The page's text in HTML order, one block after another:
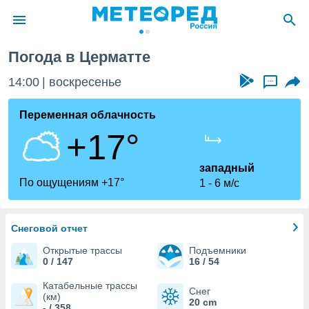
о
Вы можете
к этому
доступ
Погода в Церматте
14:00 воскресенье ...
Переменная облачность
+17°
По ощущениям +17°
западный
1
6 м/с
Снеговой отчет
Открытые трассы
0 / 147
Подъемники
16 / 54
Катабельные трассы
(км)
Снег
20 cm